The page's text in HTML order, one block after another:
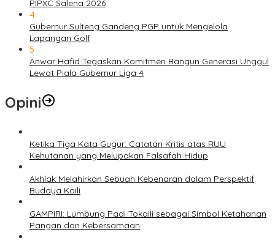
PIPXC Salena 2026
4
Gubernur Sulteng Gandeng PGP untuk Mengelola
Lapangan Golf
5
Anwar Hafid Tegaskan Komitmen Bangun Generasi Unggul
Lewat Piala Gubernur Liga 4
Opini
Ketika Tiga Kata Gugur: Catatan Kritis atas RUU
Kehutanan yang Melupakan Falsafah Hidup
Akhlak Melahirkan Sebuah Kebenaran dalam Perspektif
Budaya Kaili
GAMPIRI: Lumbung Padi Tokaili sebagai Simbol Ketahanan
Pangan dan Kebersamaan